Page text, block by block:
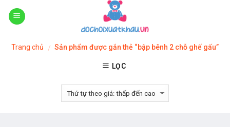
Skip
Trang chủ / Sản phẩm được gắn thẻ “bập bênh 2 chỗ ghế gấu”
LỌC